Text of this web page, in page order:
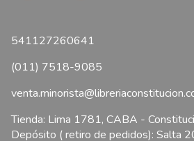
541127260641
(011) 7518-9085
Tienda: Lima 1781, CABA -
Depósito ( retiro de pedidos): Salta